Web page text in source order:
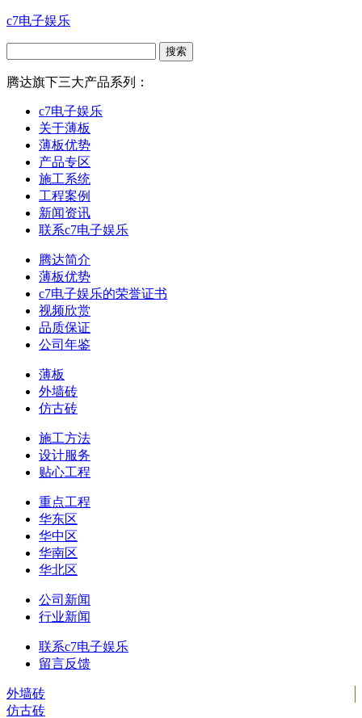
c7电子娱乐
腾达旗下三大产品系列：
c7电子娱乐
关于薄板
薄板优势
产品专区
施工系统
工程案例
新闻资讯
联系c7电子娱乐
腾达简介
薄板优势
c7电子娱乐的荣誉证书
视频欣赏
品质保证
公司年鉴
薄板
外墙砖
仿古砖
施工方法
设计服务
贴心工程
重点工程
华东区
华中区
华南区
华北区
公司新闻
行业新闻
联系c7电子娱乐
留言反馈
外墙砖
仿古砖